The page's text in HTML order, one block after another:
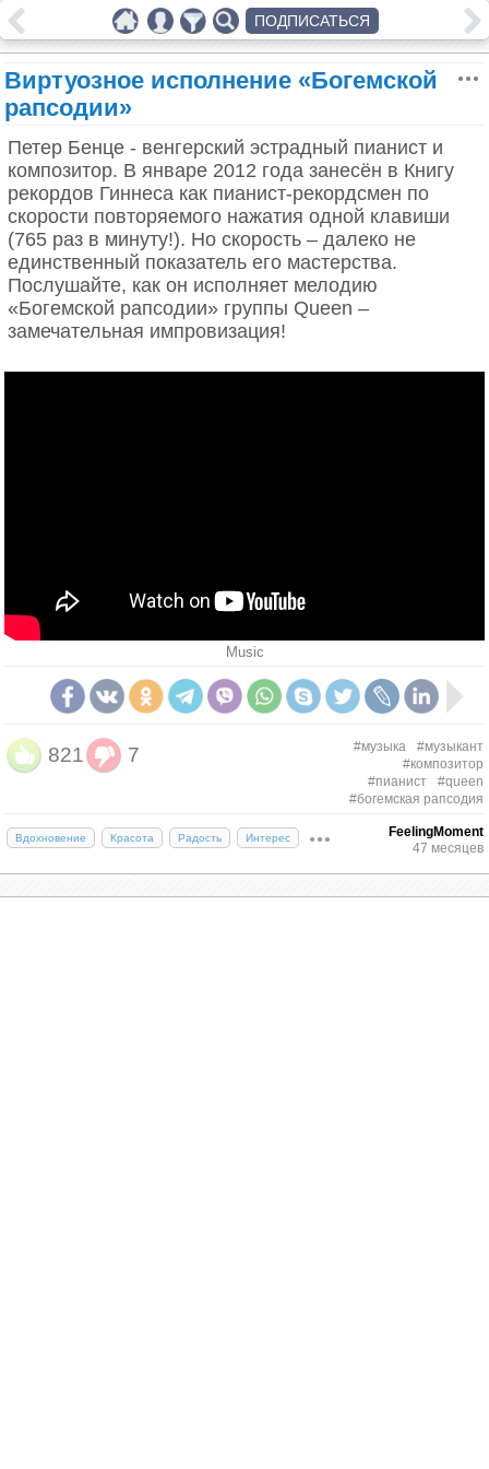
Виртуозное исполнение «Богемской
рапсодии»
Петер Бенце - венгерский эстрадный пианист и
композитор. В январе 2012 года занесён в Книгу
рекордов Гиннеса как пианист-рекордсмен по
скорости повторяемого нажатия одной клавиши
(765 раз в минуту!). Но скорость – далеко не
единственный показатель его мастерства.
Послушайте, как он исполняет мелодию
«Богемской рапсодии» группы Queen –
замечательная импровизация!
Music
821 7 #музыка
#музыкант
#композитор
#пианист
#queen
#богемская рапсодия
Вдохновение Красота Радость Интерес
FeelingMoment
47 месяцев
ПОДПИСАТЬСЯ